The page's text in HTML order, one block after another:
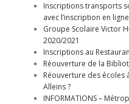
Inscriptions transports
avec l’inscription en
Groupe Scolaire Victor
2020/2021
Inscriptions au
Réouverture de la
Réouverture des écoles
Alleins ?
INFORMATIONS –